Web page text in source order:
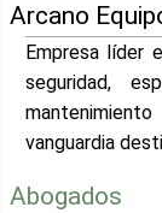
Arcano
Empresa líder
seguridad,
vanguardia
Abogados